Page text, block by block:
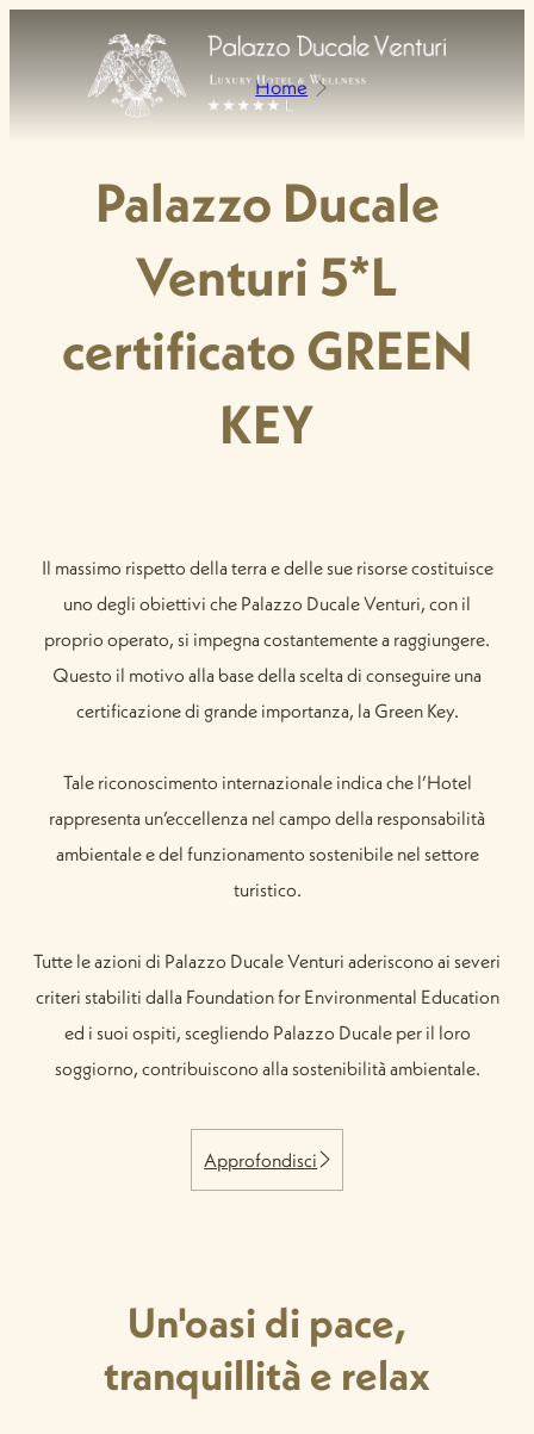
Home
Palazzo Ducale
Venturi 5*L
certificato GREEN
KEY
Il massimo rispetto della terra e delle sue risorse costituisce
uno degli obiettivi che Palazzo Ducale Venturi, con il
proprio operato, si impegna costantemente a raggiungere.
Questo il motivo alla base della scelta di conseguire una
certificazione di grande importanza, la Green Key.
Tale riconoscimento internazionale indica che l’Hotel
rappresenta un’eccellenza nel campo della responsabilità
ambientale e del funzionamento sostenibile nel settore
turistico.
Tutte le azioni di Palazzo Ducale Venturi aderiscono ai severi
criteri stabiliti dalla Foundation for Environmental Education
ed i suoi ospiti, scegliendo Palazzo Ducale per il loro
soggiorno, contribuiscono alla sostenibilità ambientale.
Approfondisci
Un'oasi di pace,
tranquillità e relax